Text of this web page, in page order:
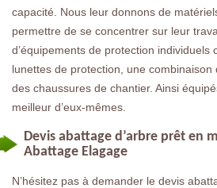
capacité. Nous leur donnons de
permettre de se concentrer sur leur
d’équipements de protection individuels
lunettes de protection, une
des chaussures de chantier. Ainsi
meilleur d’eux-mêmes.
Devis abattage d’arbre prêt en
Abattage Elagage
N’hésitez pas à demander le devis